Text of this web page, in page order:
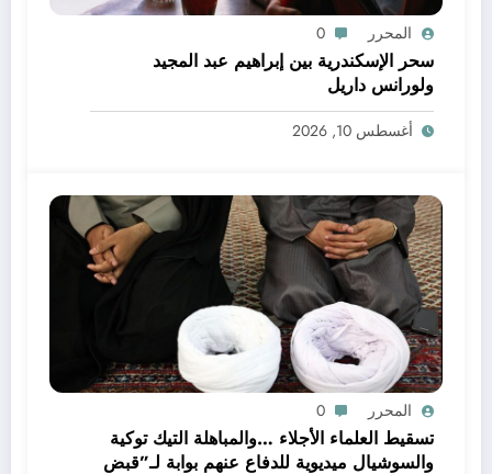
المحرر 0
سحر الإسكندرية بين إبراهيم عبد المجيد
ولورانس داريل
أغسطس 10, 2026
المحرر 0
تسقيط العلماء الأجلاء …والمباهلة التيك توكية
والسوشيال ميديوية للدفاع عنهم بوابة لـ”قبض